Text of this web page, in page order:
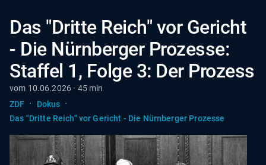
Das "Dritte Reich" vor Gericht
- Die Nürnberger Prozesse:
Staffel 1, Folge 3: Der Prozess
vom 10.06.2026 · 45 min
ZDF · Dokus ·
Das "Dritte Reich" vor Gericht - Die Nürnberger Prozesse